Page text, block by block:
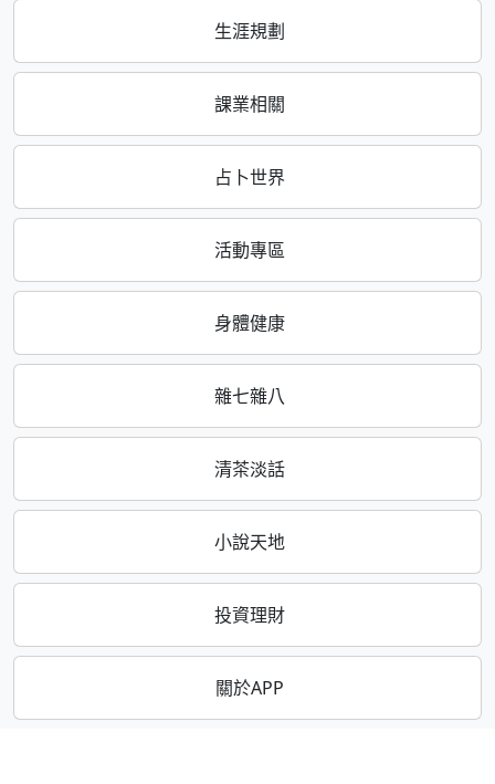
生涯規劃
課業相關
占卜世界
活動專區
身體健康
雜七雜八
清茶淡話
小說天地
投資理財
關於APP